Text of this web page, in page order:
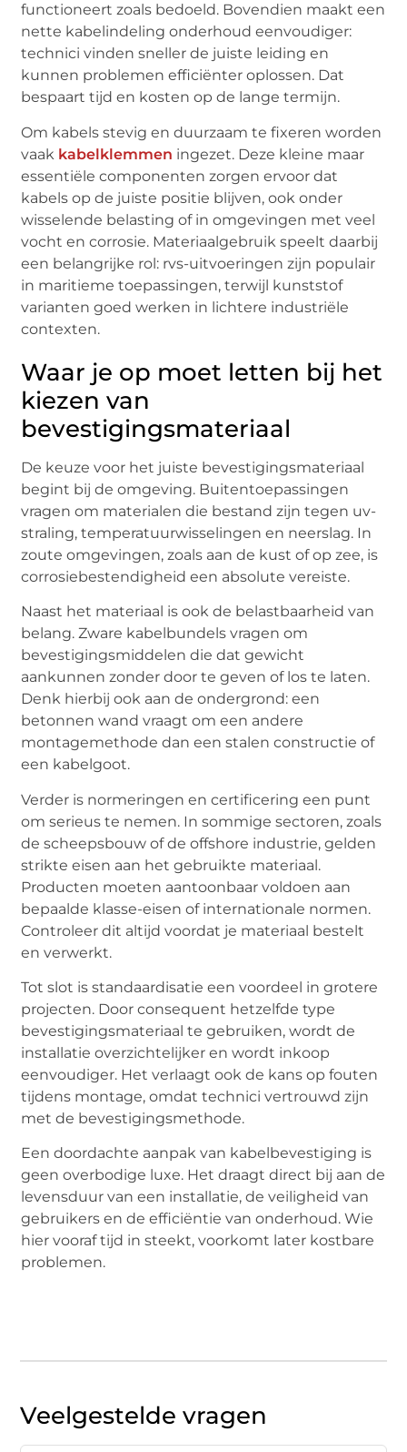
functioneert zoals bedoeld. Bovendien maakt een
nette kabelindeling onderhoud eenvoudiger:
technici vinden sneller de juiste leiding en
kunnen problemen efficiënter oplossen. Dat
bespaart tijd en kosten op de lange termijn.
Om kabels stevig en duurzaam te fixeren worden
vaak kabelklemmen ingezet. Deze kleine maar
essentiële componenten zorgen ervoor dat
kabels op de juiste positie blijven, ook onder
wisselende belasting of in omgevingen met veel
vocht en corrosie. Materiaalgebruik speelt daarbij
een belangrijke rol: rvs-uitvoeringen zijn populair
in maritieme toepassingen, terwijl kunststof
varianten goed werken in lichtere industriële
contexten.
Waar je op moet letten bij het
kiezen van
bevestigingsmateriaal
De keuze voor het juiste bevestigingsmateriaal
begint bij de omgeving. Buitentoepassingen
vragen om materialen die bestand zijn tegen uv-
straling, temperatuurwisselingen en neerslag. In
zoute omgevingen, zoals aan de kust of op zee, is
corrosiebestendigheid een absolute vereiste.
Naast het materiaal is ook de belastbaarheid van
belang. Zware kabelbundels vragen om
bevestigingsmiddelen die dat gewicht
aankunnen zonder door te geven of los te laten.
Denk hierbij ook aan de ondergrond: een
betonnen wand vraagt om een andere
montagemethode dan een stalen constructie of
een kabelgoot.
Verder is normeringen en certificering een punt
om serieus te nemen. In sommige sectoren, zoals
de scheepsbouw of de offshore industrie, gelden
strikte eisen aan het gebruikte materiaal.
Producten moeten aantoonbaar voldoen aan
bepaalde klasse-eisen of internationale normen.
Controleer dit altijd voordat je materiaal bestelt
en verwerkt.
Tot slot is standaardisatie een voordeel in grotere
projecten. Door consequent hetzelfde type
bevestigingsmateriaal te gebruiken, wordt de
installatie overzichtelijker en wordt inkoop
eenvoudiger. Het verlaagt ook de kans op fouten
tijdens montage, omdat technici vertrouwd zijn
met de bevestigingsmethode.
Een doordachte aanpak van kabelbevestiging is
geen overbodige luxe. Het draagt direct bij aan de
levensduur van een installatie, de veiligheid van
gebruikers en de efficiëntie van onderhoud. Wie
hier vooraf tijd in steekt, voorkomt later kostbare
problemen.
Veelgestelde vragen